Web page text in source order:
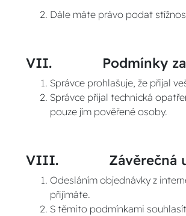
Dále máte právo podat
VII. Podmínky
Správce prohlašuje, že přijal
Správce přijal technická
pouze jím pověřené osoby.
VIII. Závěrečná
Odesláním objednávky z
přijímáte.
S těmito podmínkami